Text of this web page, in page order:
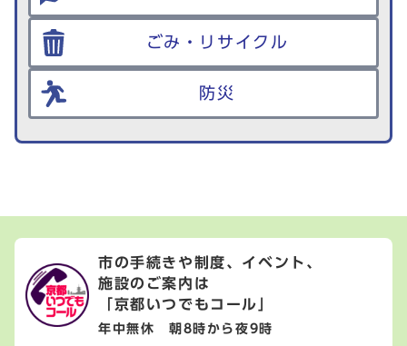
ごみ・リサイクル
防災
市の手続きや制度、イベント、
施設のご案内は
「京都いつでもコール」
年中無休 朝8時から夜9時